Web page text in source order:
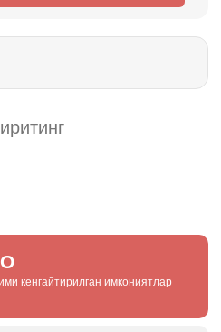
кенгайтирилган имкониятлар